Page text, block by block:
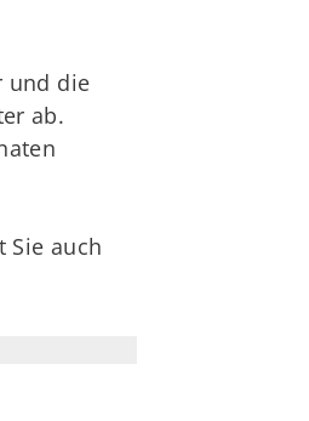
und die
ab.
Sie auch